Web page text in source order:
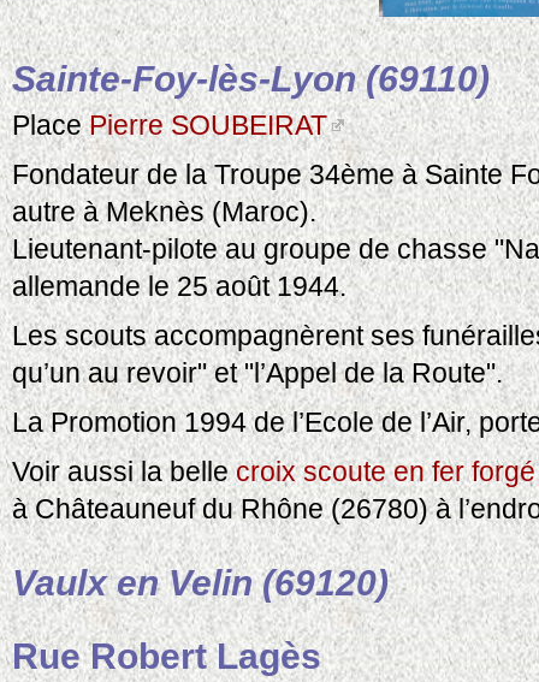
Sainte-Foy-lès-Lyon (69110)
PlacePierre SOUBEIRAT
Fondateur de la Troupe 34ème à Sainte
autre à Meknès (Maroc).
Lieutenant-pilote au groupe de chasse
allemande le 25 août 1944.
Les scouts accompagnèrent ses
qu’un au revoir" et "l’Appel de la Route".
La Promotion 1994 de l’Ecole de l’Air,
Voir aussi la bellecroix scoute en fer forgé
à Châteauneuf du Rhône (26780) à
Vaulx en Velin (69120)
Rue Robert Lagès